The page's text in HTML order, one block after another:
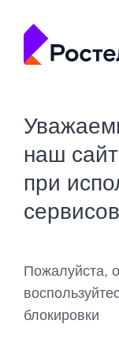
наш
при
сервисов
Пожалуйста,
блокировки